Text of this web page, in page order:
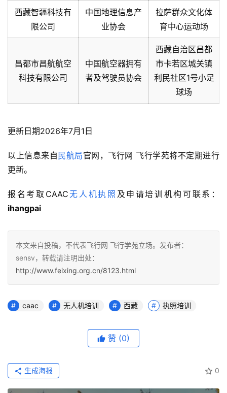
西藏智疆科技有
限公司
中国地理信息产
业协会
拉萨群众文化体
育中心运动场
昌都市昌航航空
科技有限公司
中国航空器拥有
者及驾驶员协会
西藏自治区昌都
市卡若区城关镇
利民社区1号小足
球场
更新日期2026年7月1日
以上信息来自 民航局官网，飞行网 飞行学苑将不定期进行
更新。
报名考取CAAC无人机执照 及申请培训机构可联系：
ihangpai
本文来自投稿，不代表飞行网 飞行学苑立场。发布者：
sensv，转载请注明出处：
http://www.feixing.org.cn/8123.html
caac 无人机培训 西藏 执照培训
赞 (0)
0
生成海报